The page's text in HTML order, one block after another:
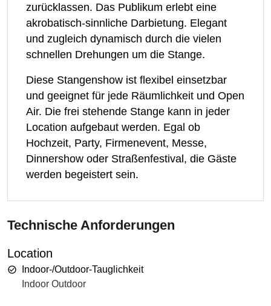
zurücklassen. Das Publikum erlebt eine
akrobatisch-sinnliche Darbietung. Elegant
und zugleich dynamisch durch die vielen
schnellen Drehungen um die Stange.
Diese Stangenshow ist flexibel einsetzbar
und geeignet für jede Räumlichkeit und Open
Air. Die frei stehende Stange kann in jeder
Location aufgebaut werden. Egal ob
Hochzeit, Party, Firmenevent, Messe,
Dinnershow oder Straßenfestival, die Gäste
werden begeistert sein.
Technische Anforderungen
Location
Indoor-/Outdoor-Tauglichkeit
Indoor Outdoor